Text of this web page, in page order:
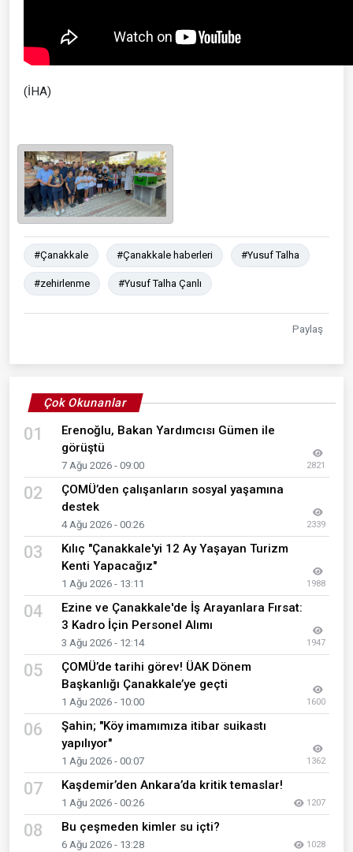
(İHA)
#Çanakkale #Çanakkale haberleri #Yusuf Talha
#zehirlenme #Yusuf Talha Çanlı
Paylaş
Çok Okunanlar
01
Erenoğlu, Bakan Yardımcısı Gümen ile
görüştü
7 Ağu 2026 - 09:00 2821
02
ÇOMÜ’den çalışanların sosyal yaşamına
destek
4 Ağu 2026 - 00:26 2339
03
Kılıç "Çanakkale'yi 12 Ay Yaşayan Turizm
Kenti Yapacağız"
1 Ağu 2026 - 13:11 1988
04
Ezine ve Çanakkale'de İş Arayanlara Fırsat:
3 Kadro İçin Personel Alımı
3 Ağu 2026 - 12:14 1947
05
ÇOMÜ’de tarihi görev! ÜAK Dönem
Başkanlığı Çanakkale’ye geçti
1 Ağu 2026 - 10:00 1600
06
Şahin; "Köy imamımıza itibar suikastı
yapılıyor"
1 Ağu 2026 - 00:07 1362
07 Kaşdemir’den Ankara’da kritik temaslar!
1 Ağu 2026 - 00:26 1207
08 Bu çeşmeden kimler su içti?
6 Ağu 2026 - 13:28 1028